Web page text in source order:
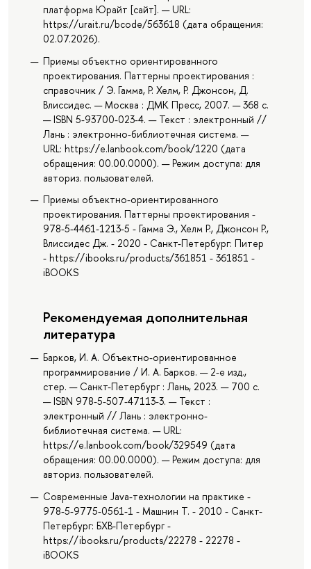
платформа Юрайт [сайт]. — URL:
https://urait.ru/bcode/563618 (дата обращения:
02.07.2026).
Приемы объектно ориентированного
проектирования. Паттерны проектирования :
справочник / Э. Гамма, Р. Хелм, Р. Джонсон, Д.
Влиссидес. — Москва : ДМК Пресс, 2007. — 368 с.
— ISBN 5-93700-023-4. — Текст : электронный //
Лань : электронно-библиотечная система. —
URL: https://e.lanbook.com/book/1220 (дата
обращения: 00.00.0000). — Режим доступа: для
авториз. пользователей.
Приемы объектно-ориентированного
проектирования. Паттерны проектирования -
978-5-4461-1213-5 - Гамма Э., Хелм Р., Джонсон Р.,
Влиссидес Дж. - 2020 - Санкт-Петербург: Питер
- https://ibooks.ru/products/361851 - 361851 -
iBOOKS
Рекомендуемая дополнительная
литература
Барков, И. А. Объектно-ориентированное
программирование / И. А. Барков. — 2-е изд.,
стер. — Санкт-Петербург : Лань, 2023. — 700 с.
— ISBN 978-5-507-47113-3. — Текст :
электронный // Лань : электронно-
библиотечная система. — URL:
https://e.lanbook.com/book/329549 (дата
обращения: 00.00.0000). — Режим доступа: для
авториз. пользователей.
Современные Java-технологии на практике -
978-5-9775-0561-1 - Машнин Т. - 2010 - Санкт-
Петербург: БХВ-Петербург -
https://ibooks.ru/products/22278 - 22278 -
iBOOKS